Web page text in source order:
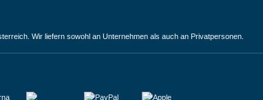
Wir liefern sowohl an Unternehmen als auch an Privatpersonen.